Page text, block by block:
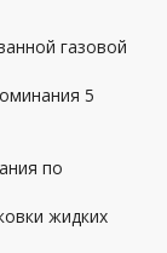
газовой
5
по
жидких